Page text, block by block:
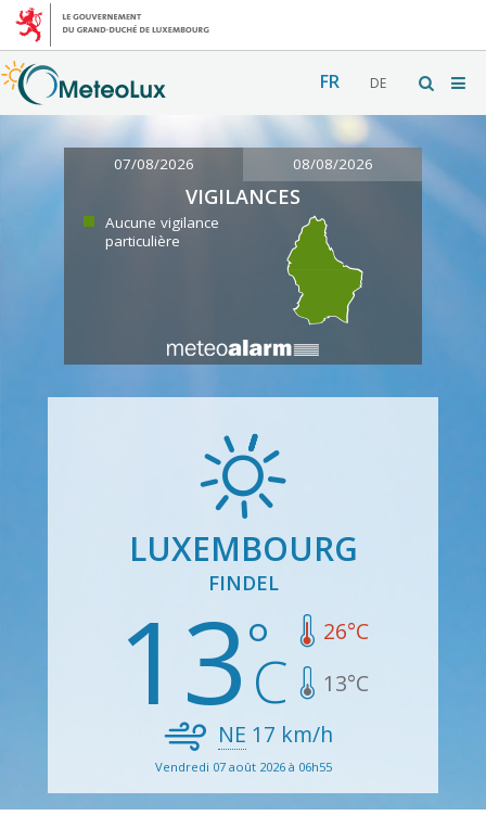
FR DE
07/08/2026 08/08/2026
VIGILANCES
Aucune vigilance
particulière
LUXEMBOURG
FINDEL
13 26°C
13°C
NE 17 km/h
Vendredi 07 août 2026 à 06h55